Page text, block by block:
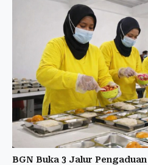
BGN Buka 3 Jalur